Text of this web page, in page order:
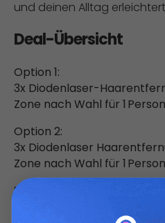
und deinen Alltag
Deal-Übersicht
Option 1:
3x Diodenlaser-
Zone nach Wahl für 1
Option 2:
3x Diodenlaser
Zone nach Wahl für 1
Details:
Kleine Zonen für Damen: